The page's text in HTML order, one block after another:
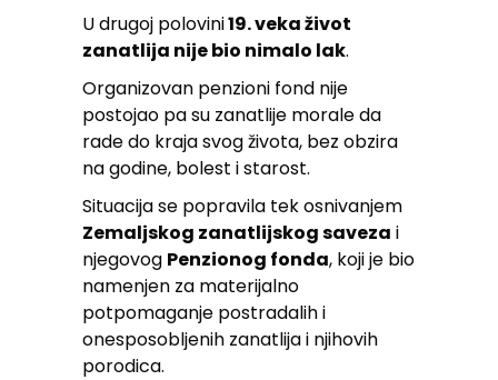
U drugoj polovini19. veka život
zanatlija nije bio nimalo lak.
Organizovan penzioni fond nije
postojao pa su zanatlije morale da
rade do kraja svog života, bez obzira
na godine, bolest i starost.
Situacija se popravila tek osnivanjem
Zemaljskog zanatlijskog saveza i
njegovog Penzionog fonda, koji je bio
namenjen za materijalno
potpomaganje postradalih i
onesposobljenih zanatlija i njihovih
porodica.